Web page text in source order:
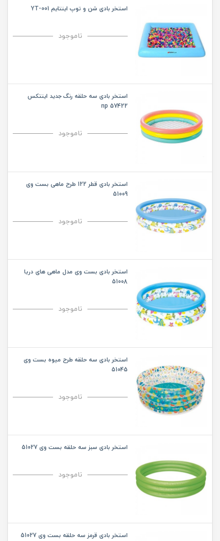
استخر بادی شن و توپ اینتایم YT-001
ناموجود
استخر بادی سه حلقه رنگ جدید اینتکس
57422 np
ناموجود
استخر بادی قطر 122 طرح ماهی بست وی
51009
ناموجود
استخر بادی بست وی مدل ماهی های دریا
51008
ناموجود
استخر بادی سه حلقه طرح میوه بست وی
51045
ناموجود
استخر بادی سبز سه حلقه بست وی 51027
ناموجود
استخر بادی قرمز سه حلقه بست وی 51027